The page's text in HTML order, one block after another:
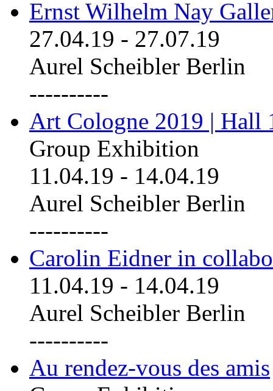
Ernst Wilhelm Nay
27.04.19 - 27.07.19
Aurel Scheibler Berlin
----------
Art Cologne 2019 | Hall
Group Exhibition
11.04.19 - 14.04.19
Aurel Scheibler Berlin
----------
Carolin Eidner in
11.04.19 - 14.04.19
Aurel Scheibler Berlin
----------
Au rendez-vous des amis